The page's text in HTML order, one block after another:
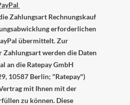
Zahlungsart Rechnungskauf
erforderlichen
übermittelt. Zur
Zahlungsart werden die Daten
an die Ratepay GmbH
10587 Berlin; "Ratepay")
mit Ihnen mit der
zu können. Diese